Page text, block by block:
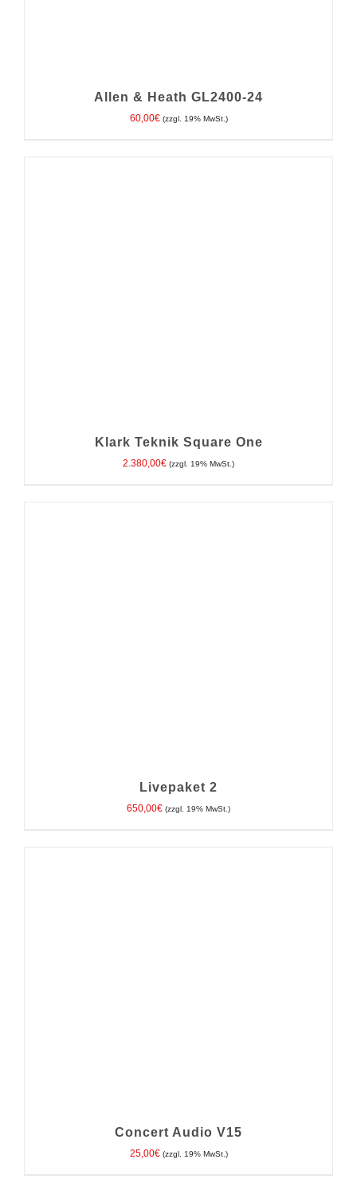
Allen & Heath GL2400-24
60,00€ (zzgl. 19% MwSt.)
Klark Teknik Square One
2.380,00€ (zzgl. 19% MwSt.)
Livepaket 2
650,00€ (zzgl. 19% MwSt.)
Concert Audio V15
25,00€ (zzgl. 19% MwSt.)